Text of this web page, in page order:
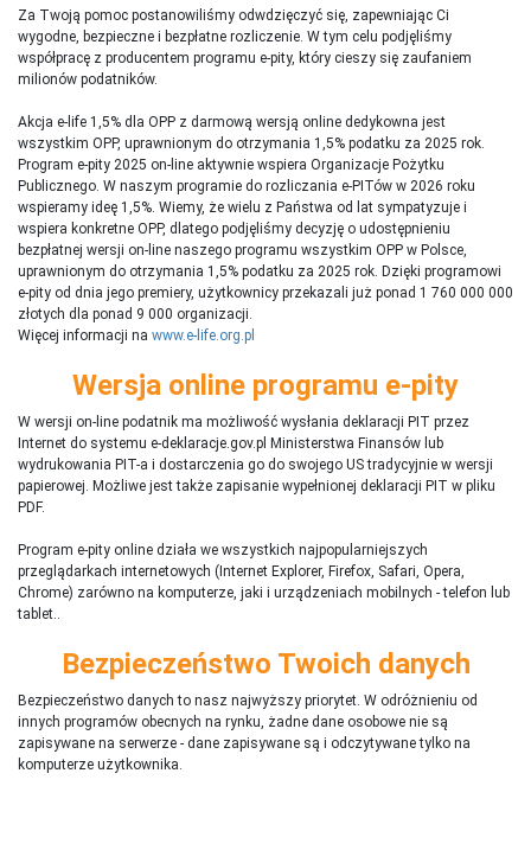
Za Twoją pomoc postanowiliśmy odwdzięczyć się, zapewniając Ci
wygodne, bezpieczne i bezpłatne rozliczenie. W tym celu podjęliśmy
współpracę z producentem programu e-pity, który cieszy się zaufaniem
milionów podatników.
Akcja e-life 1,5% dla OPP z darmową wersją online dedykowna jest
wszystkim OPP, uprawnionym do otrzymania 1,5% podatku za 2025 rok.
Program e-pity 2025 on-line aktywnie wspiera Organizacje Pożytku
Publicznego. W naszym programie do rozliczania e-PITów w 2026 roku
wspieramy ideę 1,5%. Wiemy, że wielu z Państwa od lat sympatyzuje i
wspiera konkretne OPP, dlatego podjęliśmy decyzję o udostępnieniu
bezpłatnej wersji on-line naszego programu wszystkim OPP w Polsce,
uprawnionym do otrzymania 1,5% podatku za 2025 rok. Dzięki programowi
e-pity od dnia jego premiery, użytkownicy przekazali już ponad 1 760 000 000
złotych dla ponad 9 000 organizacji.
Więcej informacji na www.e-life.org.pl
Wersja online programu e-pity
W wersji on-line podatnik ma możliwość wysłania deklaracji PIT przez
Internet do systemu e-deklaracje.gov.pl Ministerstwa Finansów lub
wydrukowania PIT-a i dostarczenia go do swojego US tradycyjnie w wersji
papierowej. Możliwe jest także zapisanie wypełnionej deklaracji PIT w pliku
PDF.
Program e-pity online działa we wszystkich najpopularniejszych
przeglądarkach internetowych (Internet Explorer, Firefox, Safari, Opera,
Chrome) zarówno na komputerze, jaki i urządzeniach mobilnych - telefon lub
tablet..
Bezpieczeństwo Twoich danych
Bezpieczeństwo danych to nasz najwyższy priorytet. W odróżnieniu od
innych programów obecnych na rynku, żadne dane osobowe nie są
zapisywane na serwerze - dane zapisywane są i odczytywane tylko na
komputerze użytkownika.